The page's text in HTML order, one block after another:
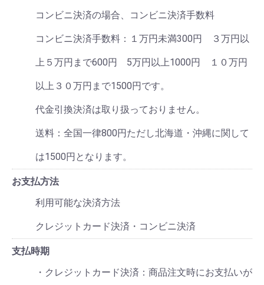
コンビニ決済の場合、コンビニ決済手数料
コンビニ決済手数料：１万円未満300円 ３万円以
上５万円まで600円 5万円以上1000円 １０万円
以上３０万円まで1500円です。
代金引換決済は取り扱っておりません。
送料：全国一律800円ただし北海道・沖縄に関して
は1500円となります。
お支払方法
利用可能な決済方法
クレジットカード決済・コンビニ決済
支払時期
・クレジットカード決済：商品注文時にお支払いが